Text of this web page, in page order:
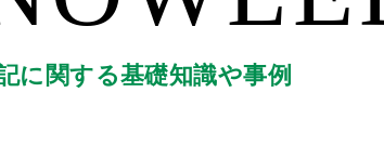
に関する基礎知識や事例